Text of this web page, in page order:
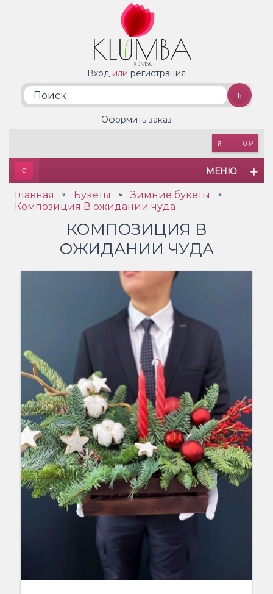
Вход или регистрация
0 ₽
Оформить заказ
МЕНЮ
Главная » Букеты » Зимние букеты »
Композиция В ожидании чуда
КОМПОЗИЦИЯ В
ОЖИДАНИИ ЧУДА